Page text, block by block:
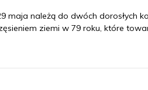
maja należą do dwóch dorosłych
ziemi w 79 roku, które